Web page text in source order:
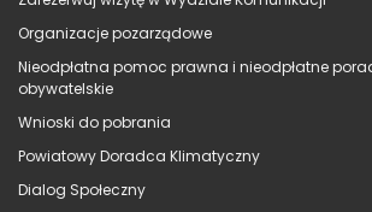
Organizacje pozarządowe
Nieodpłatna pomoc prawna i nieodpłatne
obywatelskie
Wnioski do pobrania
Powiatowy Doradca Klimatyczny
Dialog Społeczny